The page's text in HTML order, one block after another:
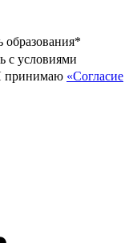
*
с условиями
принимаю «Согласие